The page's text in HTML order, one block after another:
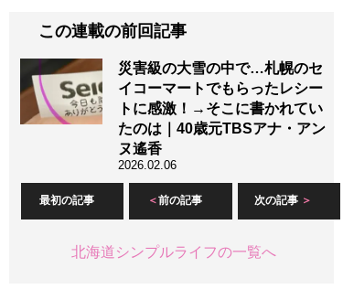
この連載の前回記事
災害級の大雪の中で…札幌のセ
イコーマートでもらったレシー
トに感激！→そこに書かれてい
たのは｜40歳元TBSアナ・アン
ヌ遙香
2026.02.06
最初の記事 前の記事 次の記事
北海道シンプルライフの一覧へ